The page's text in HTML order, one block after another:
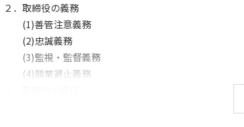
２．取締役の義務
(1)善管注意義務
(2)忠誠義務
(3)監視・監督義務
(4)競業避止義務